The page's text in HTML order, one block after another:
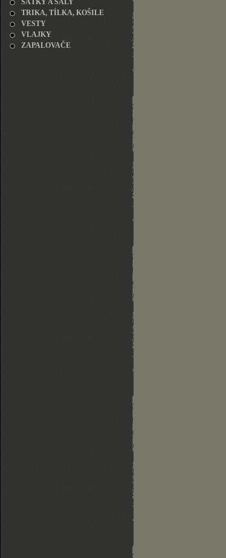
ŠÁTKY A ŠÁLY
TRIKA, TÍLKA, KOŠILE
VESTY
VLAJKY
ZAPALOVAČE